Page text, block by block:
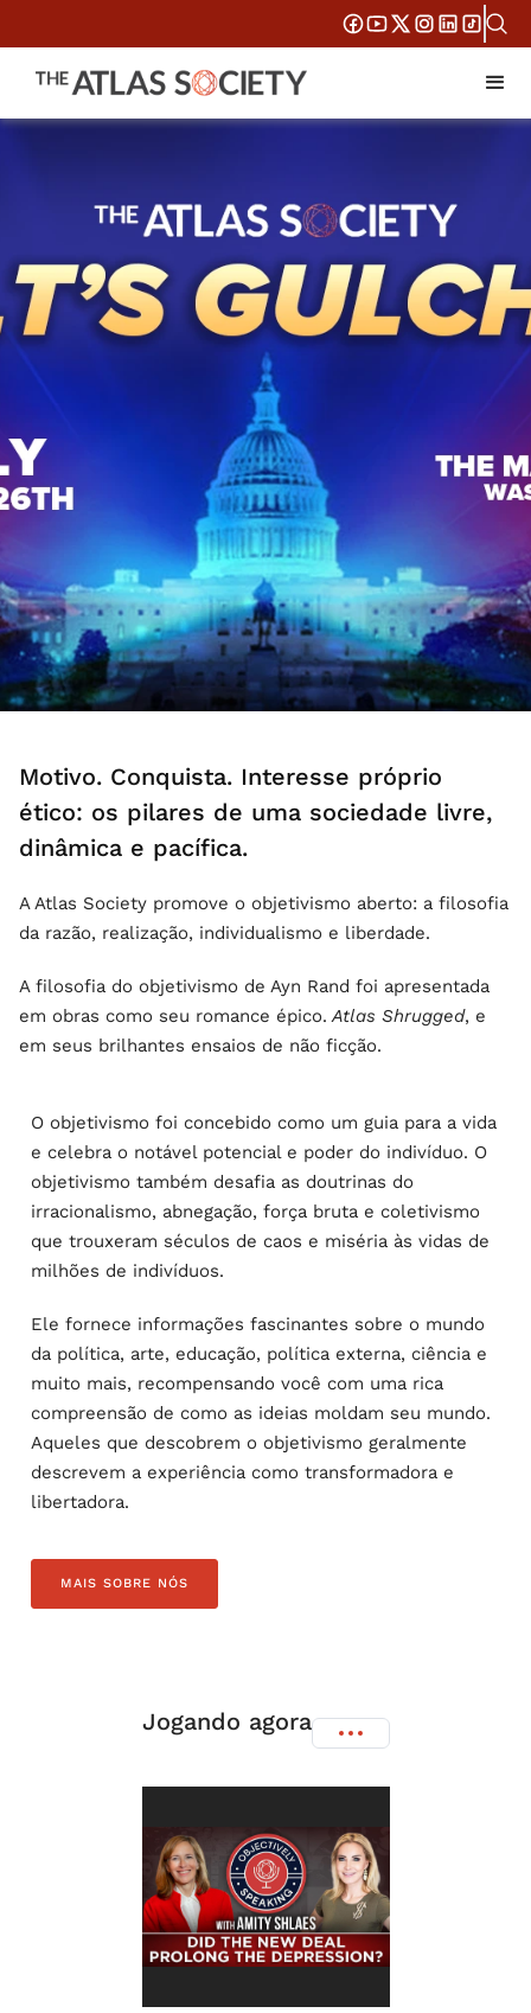
Motivo. Conquista. Interesse próprio
ético: os pilares de uma sociedade livre,
dinâmica e pacífica.
A Atlas Society promove o objetivismo aberto: a filosofia
da razão, realização, individualismo e liberdade.
A filosofia do objetivismo de Ayn Rand foi apresentada
em obras como seu romance épico. Atlas Shrugged, e
em seus brilhantes ensaios de não ficção.
O objetivismo foi concebido como um guia para a vida
e celebra o notável potencial e poder do indivíduo. O
objetivismo também desafia as doutrinas do
irracionalismo, abnegação, força bruta e coletivismo
que trouxeram séculos de caos e miséria às vidas de
milhões de indivíduos.
Ele fornece informações fascinantes sobre o mundo
da política, arte, educação, política externa, ciência e
muito mais, recompensando você com uma rica
compreensão de como as ideias moldam seu mundo.
Aqueles que descobrem o objetivismo geralmente
descrevem a experiência como transformadora e
libertadora.
MAIS SOBRE NÓS
Jogando agora